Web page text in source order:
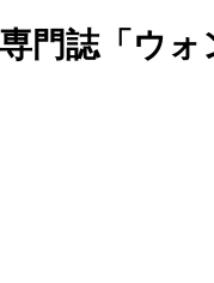
門誌「ウォ